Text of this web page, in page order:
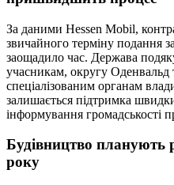
За даними Hessen Mobil,
звичайного терміну подання
заощадило час. Держава
учасникам, округу Оденвальд
спеціалізованим органам
залишається підтримка
інформування громадськості
Будівництво планують
року